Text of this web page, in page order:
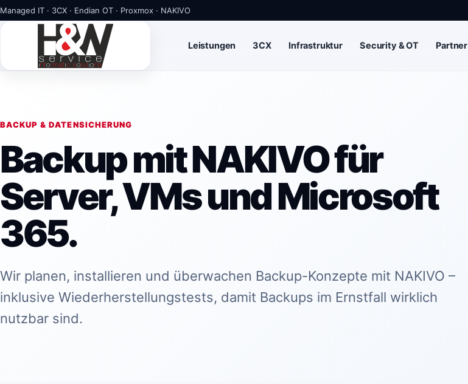
Managed IT · 3CX · Endian OT · Proxmox · NAKIVO
Leistungen 3CX Infrastruktur Security & OT Partner
BACKUP & DATENSICHERUNG
Backup mit NAKIVO für
Server, VMs und Microsoft
365.
Wir planen, installieren und überwachen Backup-Konzepte mit NAKIVO –
inklusive Wiederherstellungstests, damit Backups im Ernstfall wirklich
nutzbar sind.